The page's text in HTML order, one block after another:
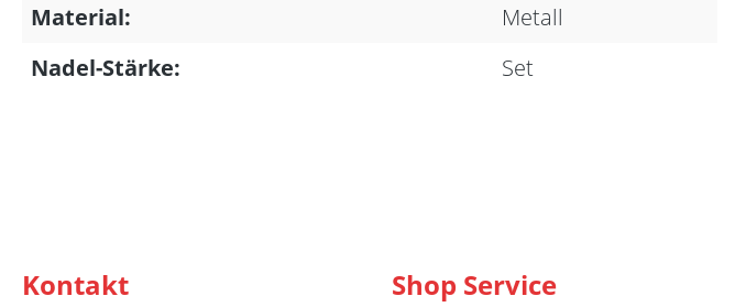
Material:
Metall
Nadel-Stärke:
Set
Kontakt Shop Service